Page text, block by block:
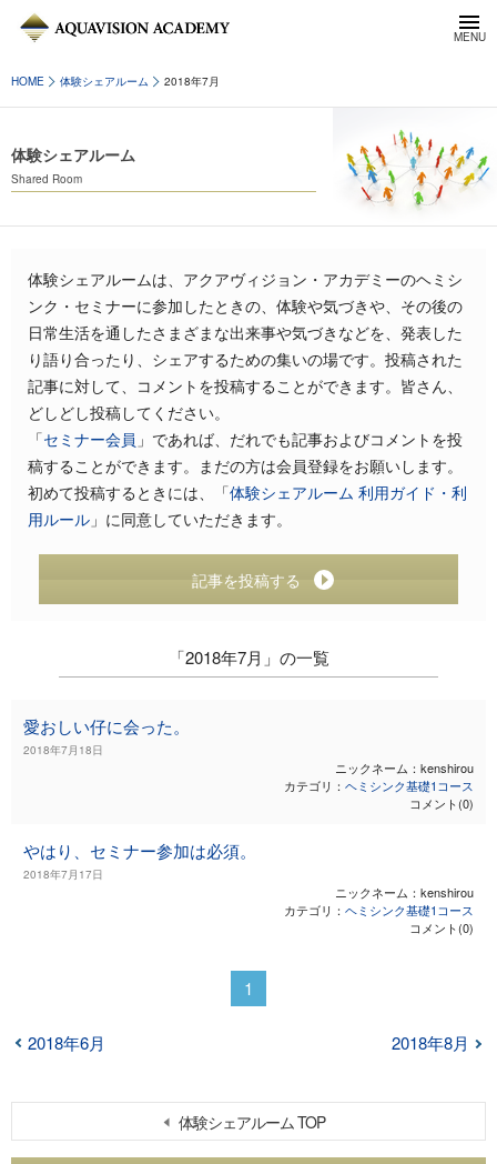
HOME 体験シェアルーム 2018年7月
体験シェアルーム
Shared Room
体験シェアルーム TOP
体験シェアルームは、アクアヴィジョン・アカデミーのヘミシ
ンク・セミナーに参加したときの、体験や気づきや、その後の
日常生活を通したさまざまな出来事や気づきなどを、発表した
り語り合ったり、シェアするための集いの場です。投稿された
記事に対して、コメントを投稿することができます。皆さん、
どしどし投稿してください。
「セミナー会員 」であれば、だれでも記事およびコメントを投
稿することができます。まだの方は会員登録をお願いします。
初めて投稿するときには、「体験シェアルーム 利用ガイド・利
用ルール 」に同意していただきます。
記事を投稿する
「2018年7月」の一覧
愛おしい仔に会った。
2018年7月18日
ニックネーム：kenshirou
カテゴリ： ヘミシンク基礎1コース
コメント(0)
やはり、セミナー参加は必須。
2018年7月17日
ニックネーム：kenshirou
カテゴリ： ヘミシンク基礎1コース
コメント(0)
1
2018年6月 2018年8月